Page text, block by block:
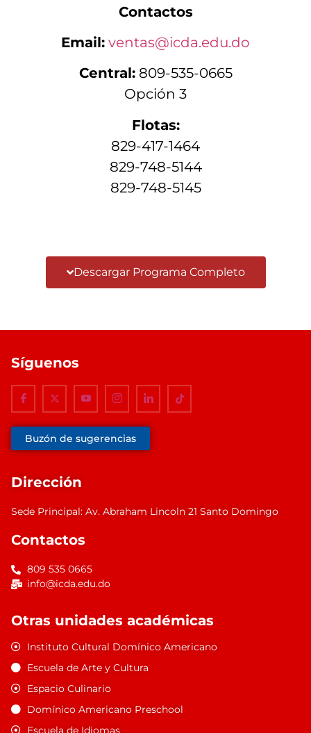
Contactos
Email: ventas@icda.edu.do
Central:809-535-0665
Opción 3
Flotas:
829-417-1464
829-748-5144
829-748-5145
Descargar Programa Completo
Síguenos
Buzón de sugerencias
Dirección
Sede Principal: Av. Abraham Lincoln 21 Santo Domingo
Contactos
809 535 0665
info@icda.edu.do
Otras unidades académicas
Instituto Cultural Domínico Americano
Escuela de Arte y Cultura
Espacio Culinario
Domínico Americano Preschool
Escuela de Idiomas